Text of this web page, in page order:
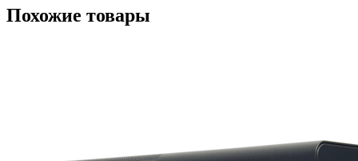
Похожие товары